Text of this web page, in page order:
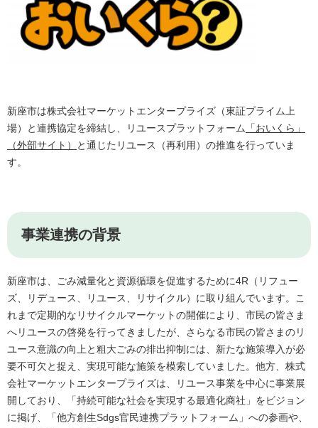
新座市は株式会社マーケットエンタープライズ（東証プライム上
場）と連携協定を締結し、リユースプラットフォーム 「おいくら」
（外部サイト）
と通じたリユース（再利用）の推進を行っていま
す。
事業連携の背景
新座市は、ごみ減量化と資源循環を促進するために4R（リフュー
ズ、リデュース、リユース、リサイクル）に取り組んでいます。こ
れまで定期的なリサイクルマーケットの開催により、市民の皆さま
へリユースの啓発を行ってきましたが、さらなる市民の皆さまのリ
ユース意識の向上と粗大ごみの排出抑制には、新たな施策導入が必
要不可欠と捉え、実現可能な施策を模索していました。他方、株式
会社マーケットエンタープライズは、リユース事業を中心に事業展
開しており、「持続可能な社会を実現する最適化商社」をビジョン
に掲げ、「他方創生Sdgs官民連携プラットフォーム」への参画や、